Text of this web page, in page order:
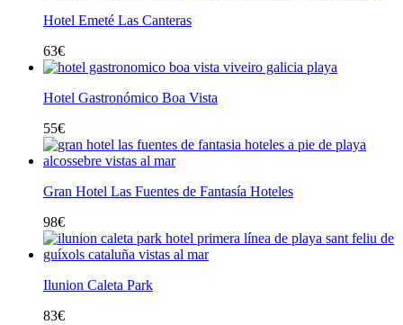
Hotel Emeté Las Canteras
63€
Hotel Gastronómico Boa Vista
55€
Gran Hotel Las Fuentes de Fantasía Hoteles
98€
Ilunion Caleta Park
83€